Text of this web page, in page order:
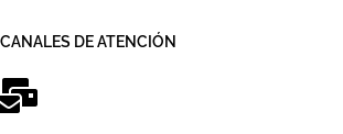
CANALES DE ATENCIÓN